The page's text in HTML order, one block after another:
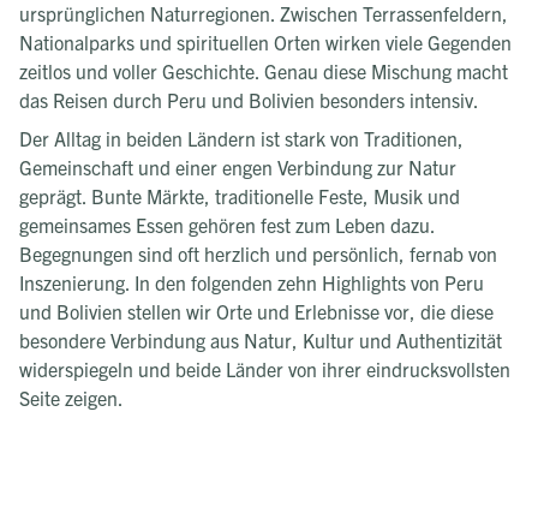
ursprünglichen Naturregionen. Zwischen Terrassenfeldern,
Nationalparks und spirituellen Orten wirken viele Gegenden
zeitlos und voller Geschichte. Genau diese Mischung macht
das Reisen durch Peru und Bolivien besonders intensiv.
Der Alltag in beiden Ländern ist stark von Traditionen,
Gemeinschaft und einer engen Verbindung zur Natur
geprägt. Bunte Märkte, traditionelle Feste, Musik und
gemeinsames Essen gehören fest zum Leben dazu.
Begegnungen sind oft herzlich und persönlich, fernab von
Inszenierung. In den folgenden zehn Highlights von Peru
und Bolivien stellen wir Orte und Erlebnisse vor, die diese
besondere Verbindung aus Natur, Kultur und Authentizität
widerspiegeln und beide Länder von ihrer eindrucksvollsten
Seite zeigen.